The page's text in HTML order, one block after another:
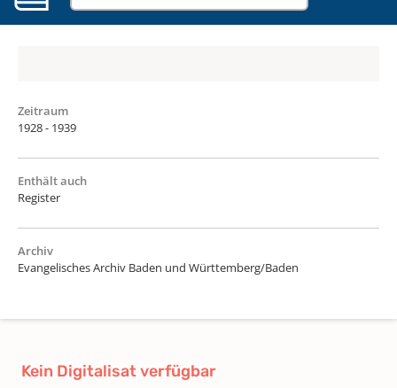
Zeitraum
1928 - 1939
Enthält auch
Register
Archiv
Evangelisches Archiv Baden und Württemberg/Baden
Kein Digitalisat verfügbar